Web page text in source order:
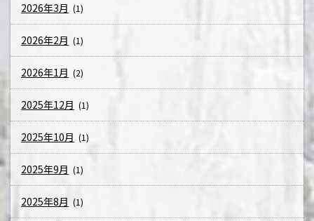
2026年3月 (1)
2026年2月 (1)
2026年1月 (2)
2025年12月 (1)
2025年10月 (1)
2025年9月 (1)
2025年8月 (1)